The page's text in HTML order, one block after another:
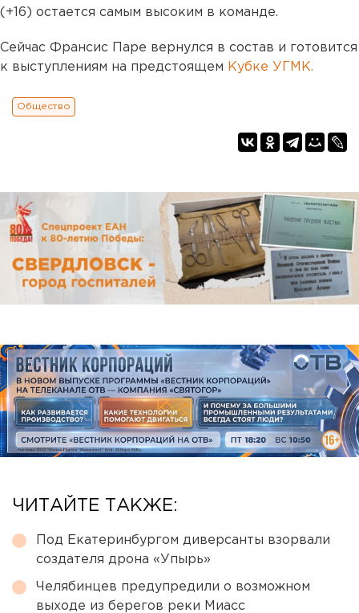
(+16) остается самым высоким в команде.
Сейчас Франсис Паре вернулся в состав и готовится
к выступлениям на предстоящем Кубке УГМК.
Общество
ЧИТАЙТЕ ТАКЖЕ:
Под Екатеринбургом диверсанты взорвали
создателя дрона «Упырь»
Челябинцев предупредили о возможном
выходе из берегов реки Миасс